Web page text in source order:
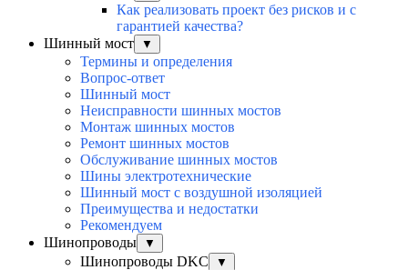
Как реализовать проект без рисков и с
гарантией качества?
Шинный мост
▼
Термины и определения
Вопрос-ответ
Шинный мост
Неисправности шинных мостов
Монтаж шинных мостов
Ремонт шинных мостов
Обслуживание шинных мостов
Шины электротехнические
Шинный мост с воздушной изоляцией
Преимущества и недостатки
Рекомендуем
Шинопроводы
▼
Шинопроводы DKC ▼